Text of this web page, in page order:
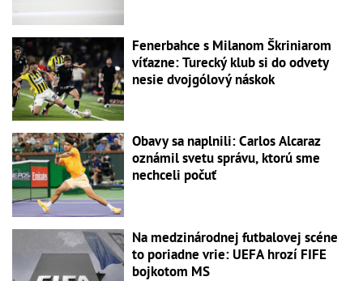
Fenerbahce s Milanom Škriniarom
víťazne: Turecký klub si do odvety
nesie dvojgólový náskok
Obavy sa naplnili: Carlos Alcaraz
oznámil svetu správu, ktorú sme
nechceli počuť
Na medzinárodnej futbalovej scéne
to poriadne vrie: UEFA hrozí FIFE
bojkotom MS